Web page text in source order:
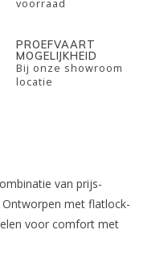
voorraad
PROEFVAART
MOGELIJKHEID
Bij onze showroom
locatie
van prijs-
Ontworpen met flatlock-
voor comfort met